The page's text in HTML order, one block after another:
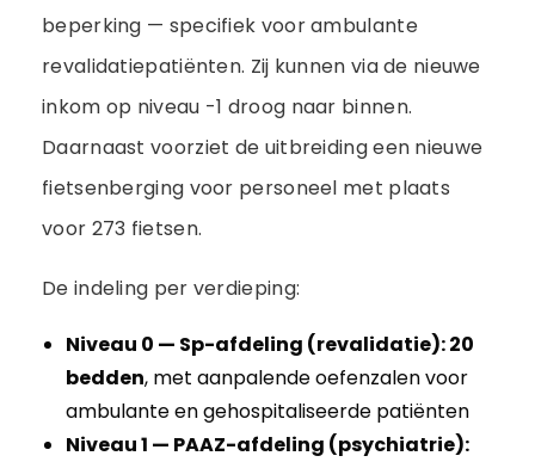
beperking — specifiek voor ambulante
revalidatiepatiënten. Zij kunnen via de nieuwe
inkom op niveau -1 droog naar binnen.
Daarnaast voorziet de uitbreiding een nieuwe
fietsenberging voor personeel met plaats
voor 273 fietsen.
De indeling per verdieping:
Niveau 0 — Sp-afdeling (revalidatie): 20
bedden, met aanpalende oefenzalen voor
ambulante en gehospitaliseerde patiënten
Niveau 1 — PAAZ-afdeling (psychiatrie):